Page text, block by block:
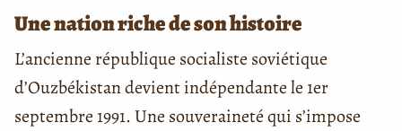
Une nation riche de son histoire
L’ancienne république socialiste soviétique
d’Ouzbékistan devient indépendante le 1er
septembre 1991. Une souveraineté qui s’impose